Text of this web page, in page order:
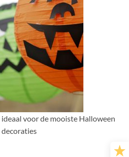
voor de mooiste Halloween
decoraties